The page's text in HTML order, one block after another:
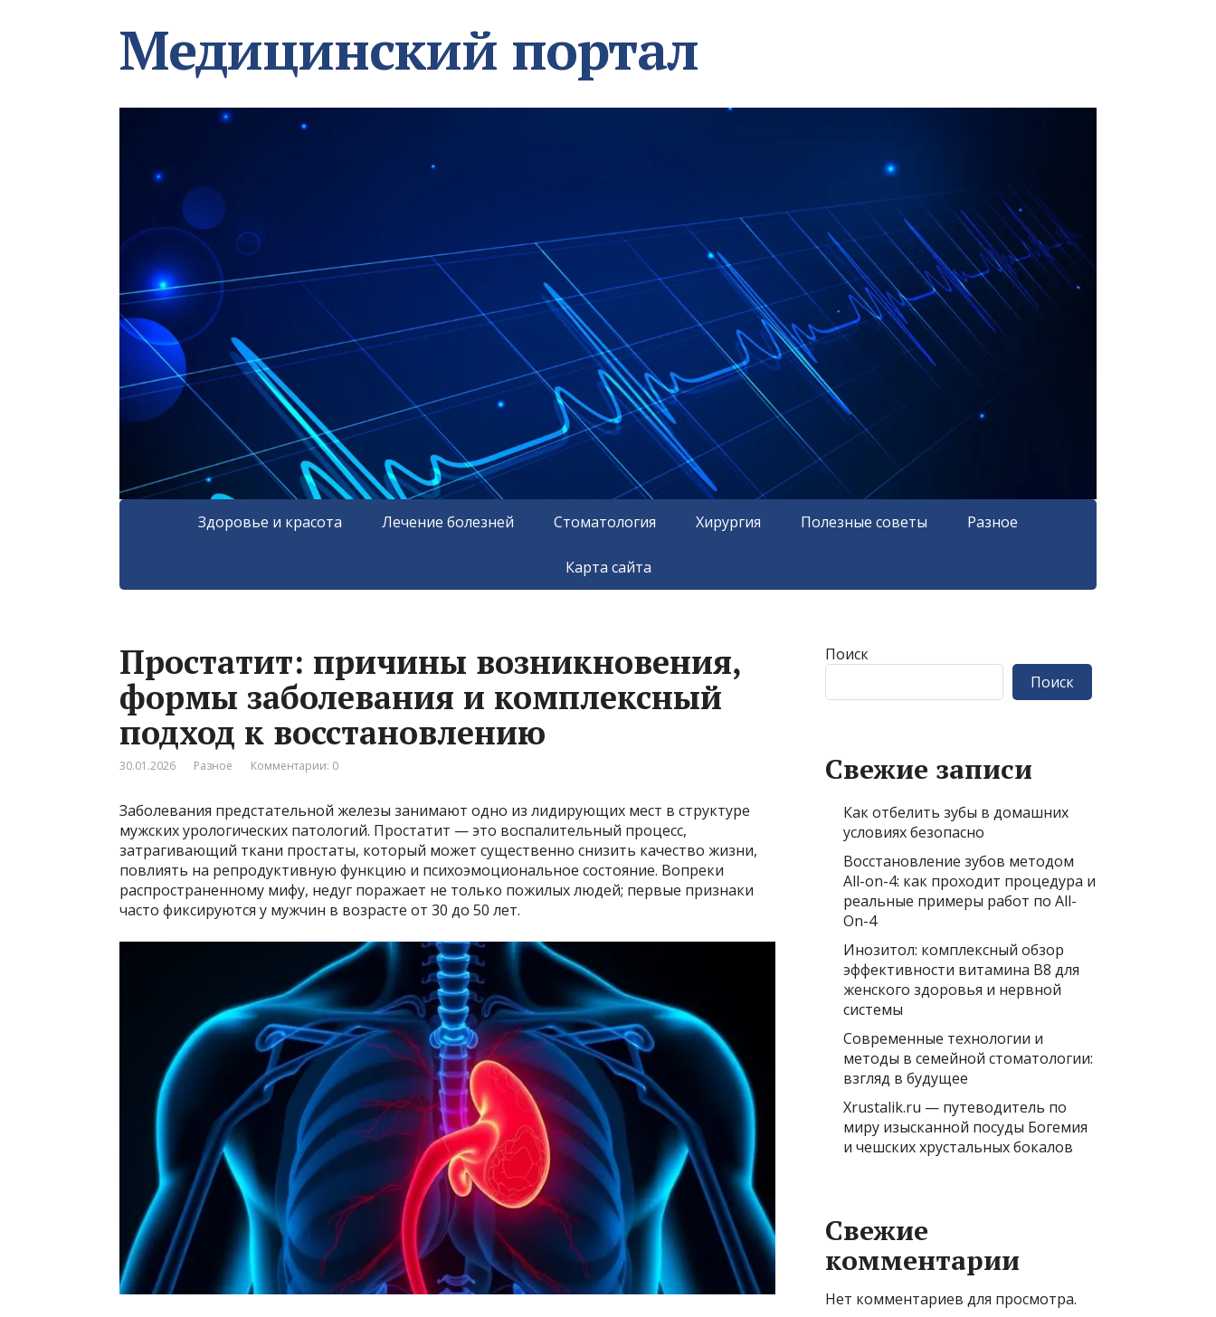
Медицинский портал
Здоровье и красота Лечение болезней Стоматология Хирургия Полезные советы Разное
Карта сайта
Простатит: причины возникновения,
формы заболевания и комплексный
подход к восстановлению
30.01.2026 Разное Комментарии: 0
Заболевания предстательной железы занимают одно из лидирующих мест в структуре
мужских урологических патологий. Простатит — это воспалительный процесс,
затрагивающий ткани простаты, который может существенно снизить качество жизни,
повлиять на репродуктивную функцию и психоэмоциональное состояние. Вопреки
распространенному мифу, недуг поражает не только пожилых людей; первые признаки
часто фиксируются у мужчин в возрасте от 30 до 50 лет.
Поиск
Поиск
Свежие записи
Как отбелить зубы в домашних
условиях безопасно
Восстановление зубов методом
All-on-4: как проходит процедура и
реальные примеры работ по All-
On-4
Инозитол: комплексный обзор
эффективности витамина B8 для
женского здоровья и нервной
системы
Современные технологии и
методы в семейной стоматологии:
взгляд в будущее
Xrustalik.ru — путеводитель по
миру изысканной посуды Богемия
и чешских хрустальных бокалов
Свежие
комментарии
Нет комментариев для просмотра.